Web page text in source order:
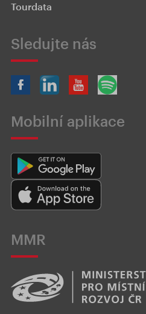
Tourdata
Sledujte nás
Mobilní aplikace
MMR